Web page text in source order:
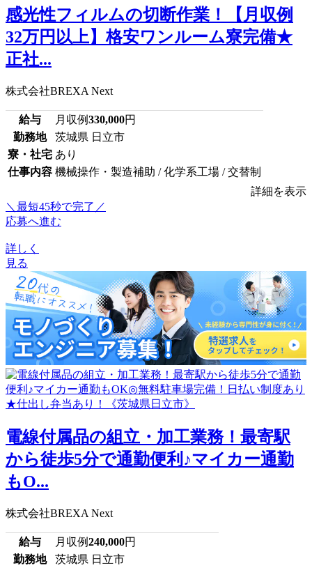
感光性フィルムの切断作業！【月収例
32万円以上】格安ワンルーム寮完備★
正社...
株式会社BREXA Next
給与 月収例330,000円
勤務地
茨城県 日立市
寮・社宅 あり
仕事内容 機械操作・製造補助 / 化学系工場 / 交替制
詳細を表示
＼最短45秒で完了／
応募へ進む
詳しく
見る
電線付属品の組立・加工業務！最寄駅
から徒歩5分で通勤便利♪マイカー通勤
もO...
株式会社BREXA Next
給与 月収例240,000円
勤務地
茨城県 日立市